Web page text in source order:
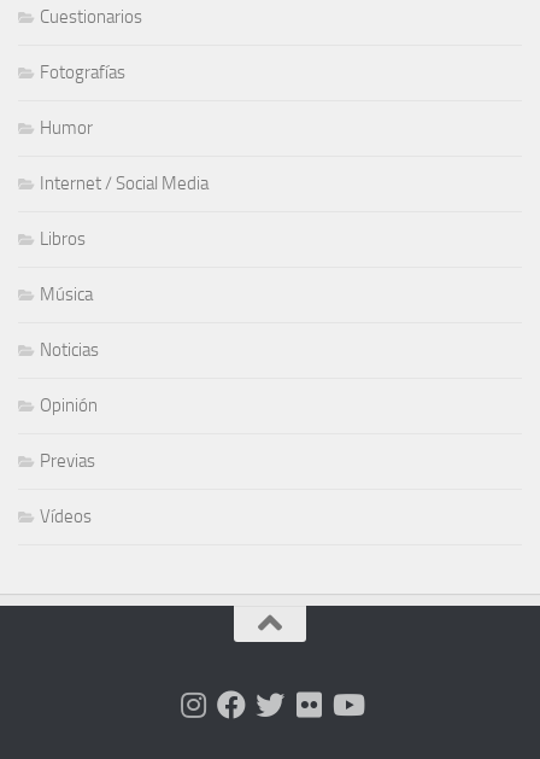
Cuestionarios
Fotografías
Humor
Internet / Social Media
Libros
Música
Noticias
Opinión
Previas
Vídeos